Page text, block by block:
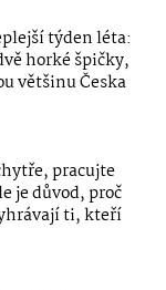
týden léta:
horké špičky,
většinu Česka
pracujte
je důvod, proč
ti, kteří